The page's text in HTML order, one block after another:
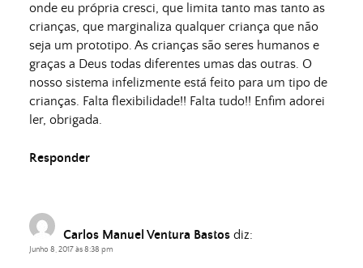
onde eu própria cresci, que limita tanto mas tanto as
crianças, que marginaliza qualquer criança que não
seja um prototipo. As crianças são seres humanos e
graças a Deus todas diferentes umas das outras. O
nosso sistema infelizmente está feito para um tipo de
crianças. Falta flexibilidade!! Falta tudo!! Enfim adorei
ler, obrigada.
Responder
Carlos Manuel Ventura Bastos diz:
Junho 8, 2017 às 8:38 pm